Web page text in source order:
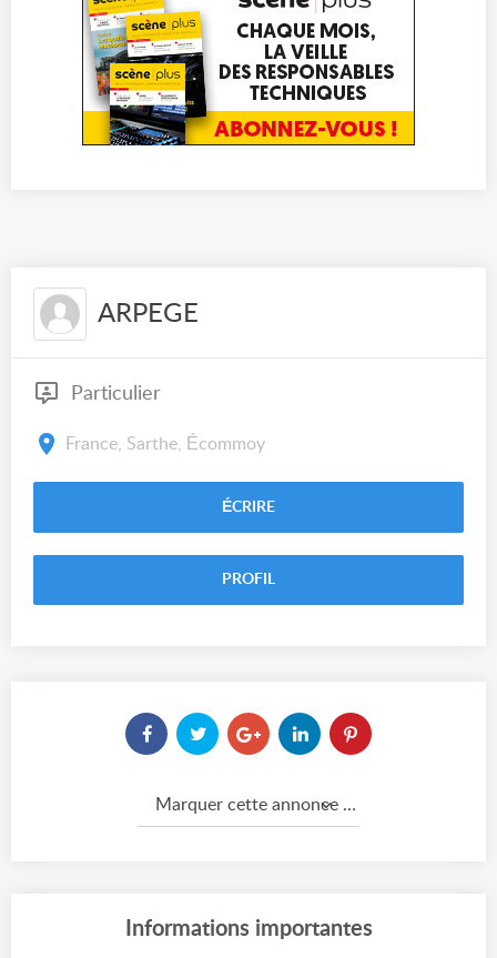
ARPEGE
Particulier
France, Sarthe, Écommoy
ÉCRIRE
PROFIL
Marquer cette annonce comme...
Informations importantes